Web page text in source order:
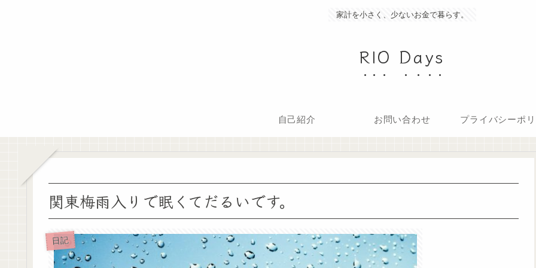
家計を小さく、少ないお金で暮らす。
RIO Days
自己紹介 お問い合わせ プライバシーポ
関東梅雨入りで眠くてだるいです。
日記